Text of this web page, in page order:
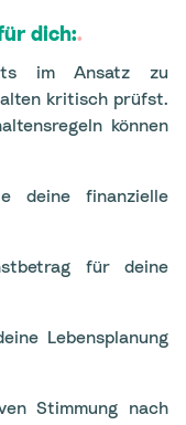
dich:.
im Ansatz zu
kritisch prüfst.
können
deine finanzielle
für deine
Lebensplanung
Stimmung nach